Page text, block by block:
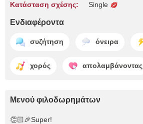
Κατάσταση σχέσης: Single
Ενδιαφέροντα
συζήτηση όνειρα
χορός απολαμβάνοντας
Μενού φιλοδωρημάτων
👏🏻🎉Super!